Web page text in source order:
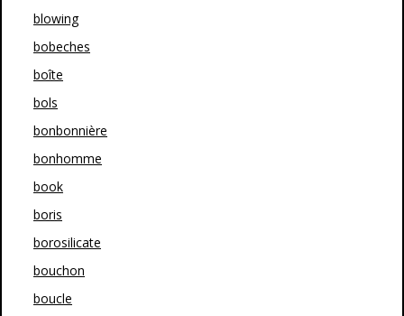
blowing
bobeches
boîte
bols
bonbonnière
bonhomme
book
boris
borosilicate
bouchon
boucle